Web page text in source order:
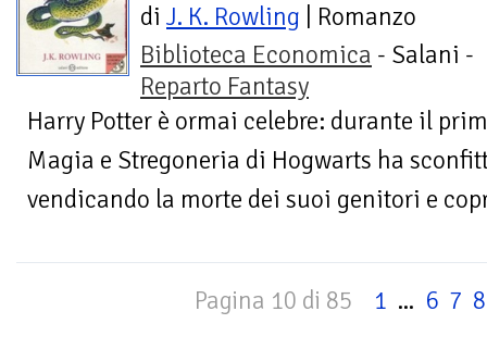
di J. K. Rowling | Romanzo
Biblioteca Economica - Salani -
Reparto Fantasy
Harry Potter è ormai celebre: durante il
Magia e Stregoneria di Hogwarts ha
vendicando la morte dei suoi genitori e
Pagina 10 di 85 1 ... 6 7 8